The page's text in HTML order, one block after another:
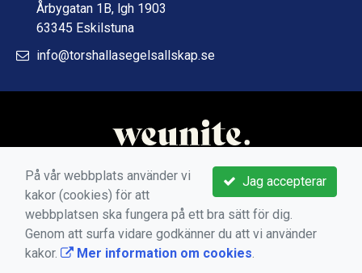
Årbygatan 1B, lgh 1903
63345 Eskilstuna
info@torshallasegelsallskap.se
Jag accepterar
På vår webbplats använder vi
kakor (cookies) för att
webbplatsen ska fungera på ett bra sätt för dig.
Genom att surfa vidare godkänner du att vi använder
kakor.
Mer information om cookies.